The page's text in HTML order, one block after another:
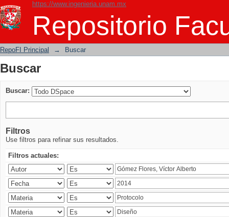
https://www.ingenieria.unam.mx
Repositorio
Buscar
RepoFI Principal → Buscar
Buscar
Buscar:
Filtros
Use filtros para refinar sus resultados.
Filtros actuales: